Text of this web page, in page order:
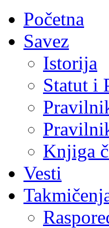
Početna
Savez
Istorija
Statut i
Knjiga
Vesti